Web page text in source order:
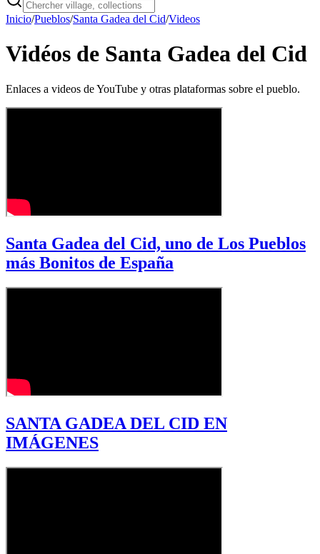
Inicio/Pueblos/Santa Gadea del Cid/Videos
Vidéos de Santa Gadea del Cid
Enlaces a videos de YouTube y otras plataformas sobre el pueblo.
Santa Gadea del Cid, uno de Los Pueblos
más Bonitos de España
SANTA GADEA DEL CID EN
IMÁGENES